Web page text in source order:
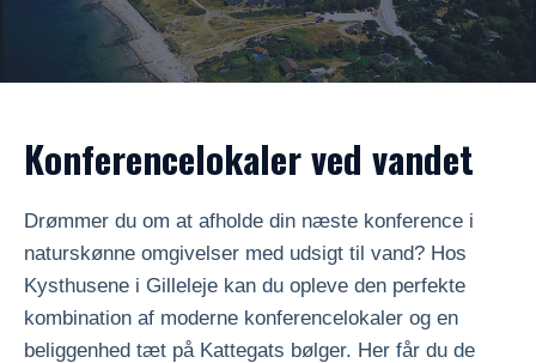
Konferencelokaler ved vandet
Drømmer du om at afholde din næste konference i
naturskønne omgivelser med udsigt til vand? Hos
Kysthusene i Gilleleje kan du opleve den perfekte
kombination af moderne konferencelokaler og en
beliggenhed tæt på Kattegats bølger. Her får du de